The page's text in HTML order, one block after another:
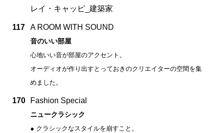
レイ・キャッピ_建築家
117 A ROOM WITH SOUND
音のいい部屋
心地いい音が部屋のアクセント。
オーディオが作り出すとっておきのクリエイターの空間を集
めました。
170 Fashion Special
ニュークラシック
● クラシックなスタイルを崩すこと。